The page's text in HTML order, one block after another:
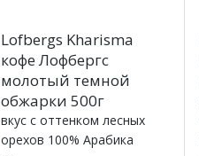
Lofbergs Kharisma
кофе Лофбергс
молотый темной
обжарки 500г
вкус с оттенком лесных
орехов 100% Арабика